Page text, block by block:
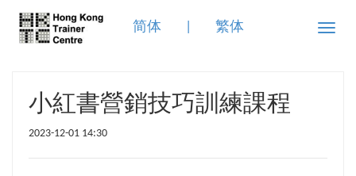
Toggle
简体 繁体
小紅書營銷技巧訓練課程
2023-12-01 14:30